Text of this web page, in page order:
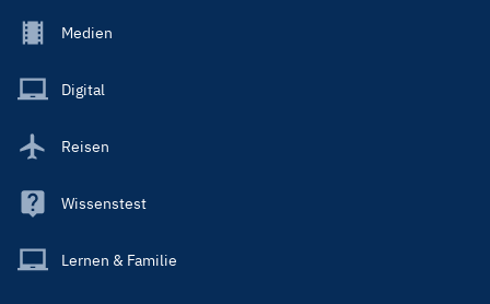
Footer
Main
Medien
Digital
Reisen
Wissenstest
Lernen & Familie